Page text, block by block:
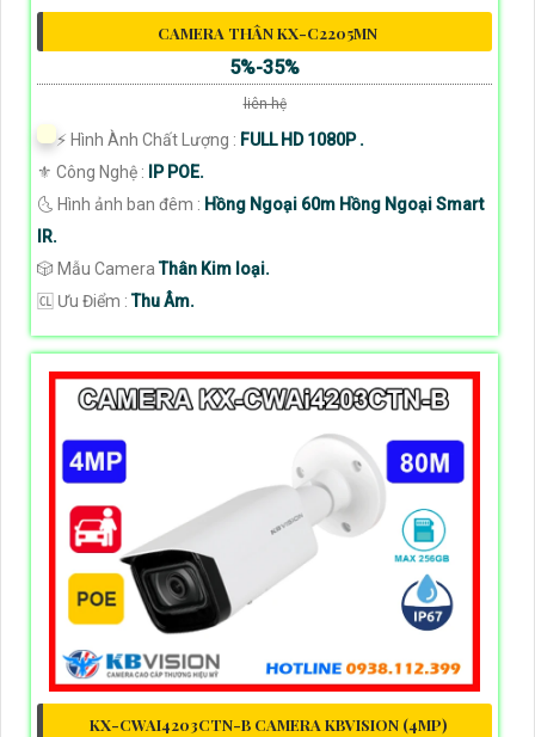
CAMERA THÂN KX-C2205MN
5%-35%
liên hệ
️⚡ Hình Ành Chất Lượng : FULL HD 1080P .
⚜️ Công Nghệ :
IP POE.
🌜 Hình ảnh ban đêm : Hồng Ngoại 60m Hồng Ngoại Smart
IR.
🎲 Mẫu CameraThân Kim loại.
️🆑 Ưu Điểm :Thu Âm.
KX-CWAI4203CTN-B CAMERA KBVISION (4MP)